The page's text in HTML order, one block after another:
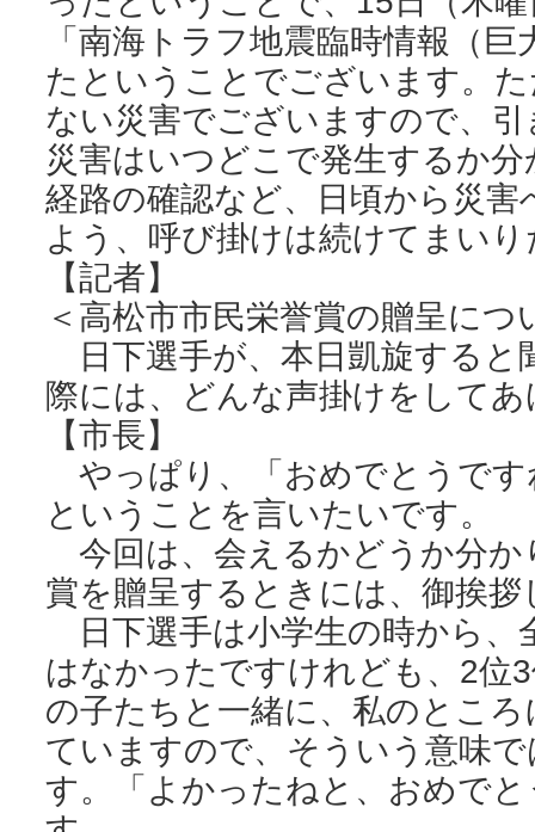
「南海トラフ地震臨時情報（
たということでございます。
ない災害でございますので、
災害はいつどこで発生するか
経路の確認など、日頃から災
よう、呼び掛けは続けてまい
【記者】
＜高松市市民栄誉賞の贈呈につ
日下選手が、本日凱旋すると
際には、どんな声掛けをして
【市長】
やっぱり、「おめでとうで
ということを言いたいです。
今回は、会えるかどうか分か
賞を贈呈するときには、御挨
日下選手は小学生の時から、
はなかったですけれども、2位
の子たちと一緒に、私のとこ
ていますので、そういう意味
す。「よかったねと、おめで